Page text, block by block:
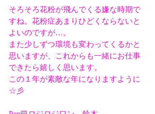
そろそろ花粉が飛んでくる嫌な時期で
すね。花粉症あまりひどくならないと
よいのですが…。
また少しずつ環境も変わってくるかと
思いますが、これからも一緒にお仕事
できたら嬉しく思います。
この１年が素敵な年になりますように
☆彡